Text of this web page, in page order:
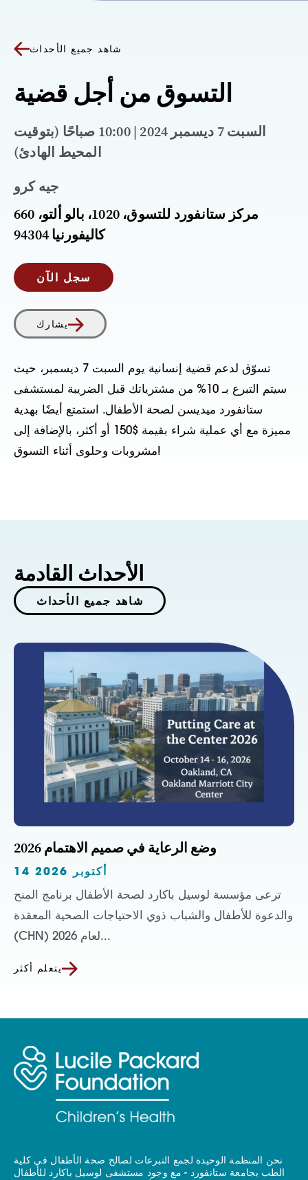
شاهد جميع الأحداث
التسوق من أجل قضية
السبت 7 ديسمبر 2024 | 10:00 صباحًا (بتوقيت
المحيط الهادئ)
جيه كرو
660 مركز ستانفورد للتسوق، 1020، بالو ألتو،
كاليفورنيا 94304
سجل الآن
يشارك
تسوّق لدعم قضية إنسانية يوم السبت 7 ديسمبر، حيث
سيتم التبرع بـ 10% من مشترياتك قبل الضريبة لمستشفى
ستانفورد ميديسن لصحة الأطفال. استمتع أيضًا بهدية
مميزة مع أي عملية شراء بقيمة $150 أو أكثر، بالإضافة إلى
مشروبات وحلوى أثناء التسوق!
الأحداث القادمة
شاهد جميع الأحداث
وضع الرعاية في صميم الاهتمام 2026
14 أكتوبر 2026
ترعى مؤسسة لوسيل باكارد لصحة الأطفال برنامج المنح
والدعوة للأطفال والشباب ذوي الاحتياجات الصحية المعقدة
(CHN) لعام 2026...
يتعلم أكثر
نحن المنظمة الوحيدة لجمع التبرعات لصالح صحة الأطفال في كلية
الطب بجامعة ستانفورد - مع وجود مستشفى لوسيل باكارد للأطفال